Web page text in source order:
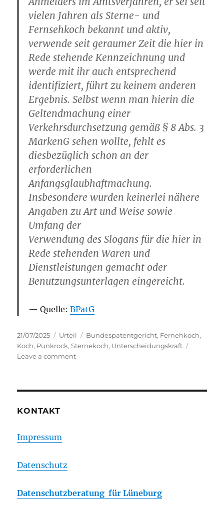
vielen Jahren als Sterne- und
Fernsehkoch bekannt und aktiv,
verwende seit geraumer Zeit die hier in
Rede stehende Kennzeichnung und
werde mit ihr auch entsprechend
identifiziert, führt zu keinem anderen
Ergebnis. Selbst wenn man hierin die
Geltendmachung einer
Verkehrsdurchsetzung gemäß § 8 Abs. 3
MarkenG sehen wollte, fehlt es
diesbezüglich schon an der
erforderlichen
Anfangsglaubhaftmachung.
Insbesondere wurden keinerlei nähere
Angaben zu Art und Weise sowie
Umfang der
Verwendung des Slogans für die hier in
Rede stehenden Waren und
Dienstleistungen gemacht oder
Benutzungsunterlagen eingereicht.
Quelle:BPatG
Posted
on
21/07/2025 Categories
Urteil Tags
Bundespatentgericht, Fernehkoch,
Koch, Punkrock,Sternekoch, Unterscheidungskraft
Leave a commenton
KONTAKT
Impressum
Datenschutz
Datenschutzberatung für Lüneburg